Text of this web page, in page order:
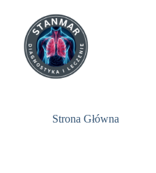
Strona Główna